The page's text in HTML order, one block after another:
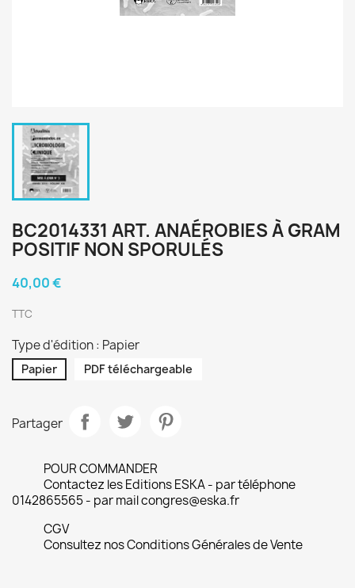
BC2014331 ART. ANAÉROBIES À GRAM
POSITIF NON SPORULÉS
40,00 €
TTC
Type d'édition : Papier
Papier PDF téléchargeable
Partager
POUR COMMANDER
Contactez les Editions ESKA - par téléphone
0142865565 - par mail congres@eska.fr
CGV
Consultez nos Conditions Générales de Vente